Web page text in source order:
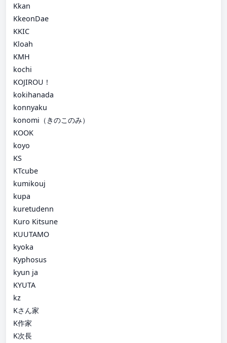
Kkan
KkeonDae
KKIC
Kloah
KMH
kochi
KOJIROU！
kokihanada
konnyaku
konomi（きのこのみ）
KOOK
koyo
KS
KTcube
kumikouj
kupa
kuretudenn
Kuro Kitsune
KUUTAMO
kyoka
Kyphosus
kyun ja
KYUTA
kz
Kさん家
K作家
K次長